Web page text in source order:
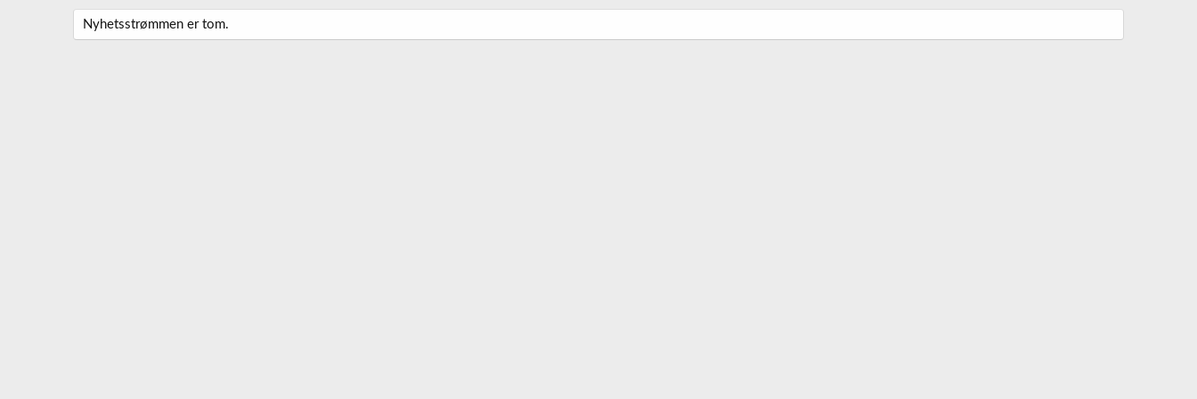
Nyhetsstrømmen er tom.